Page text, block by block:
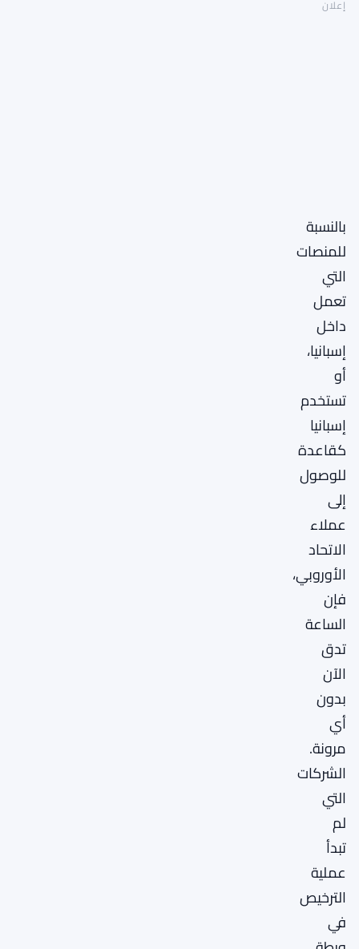
إعلان
بالنسبة
للمنصات
التي
تعمل
داخل
إسبانيا،
أو
تستخدم
إسبانيا
كقاعدة
للوصول
إلى
عملاء
الاتحاد
الأوروبي،
فإن
الساعة
تدق
الآن
بدون
أي
مرونة.
الشركات
التي
لم
تبدأ
عملية
الترخيص
في